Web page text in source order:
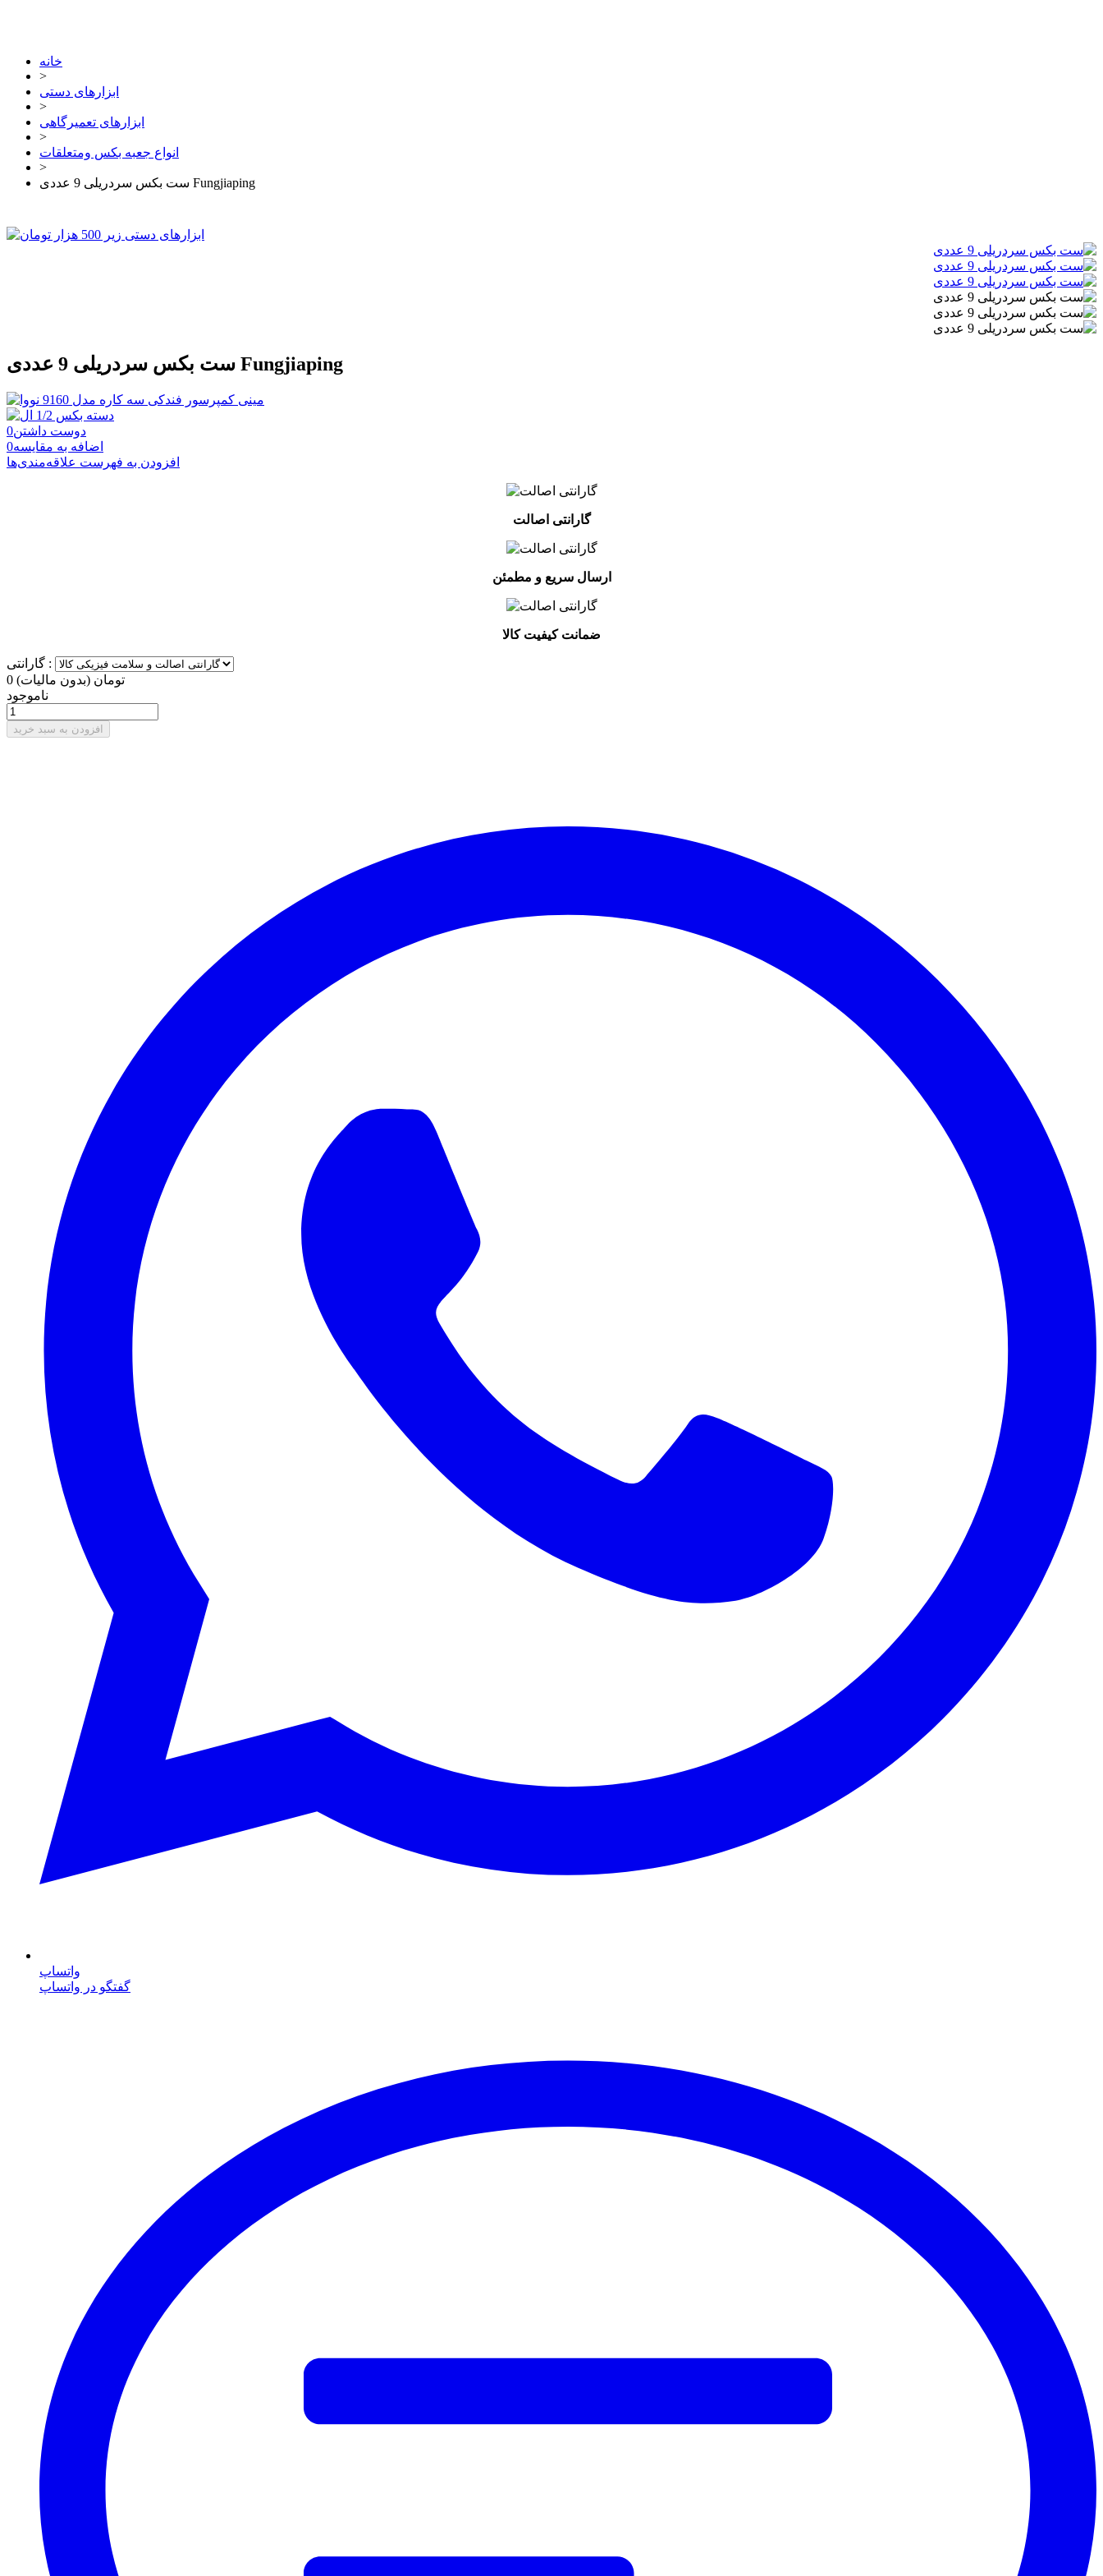
خانه
>
ابزارهای دستی
>
ابزارهای تعمیرگاهی
>
انواع جعبه بکس ومتعلقات
>
ست بکس سردریلی 9 عددی Fungjiaping
ست بکس سردریلی 9 عددی Fungjiaping
دوست داشتن0
اضافه به مقایسه0
افزودن به فهرست علاقه‌مندی‌ها
گارانتی اصالت
ارسال سریع و مطمئن
ضمانت کیفیت کالا
گارانتی :
0 تومان (بدون مالیات)
ناموجود
افزودن به سبد خرید
واتساپ
گفتگو در واتساپ